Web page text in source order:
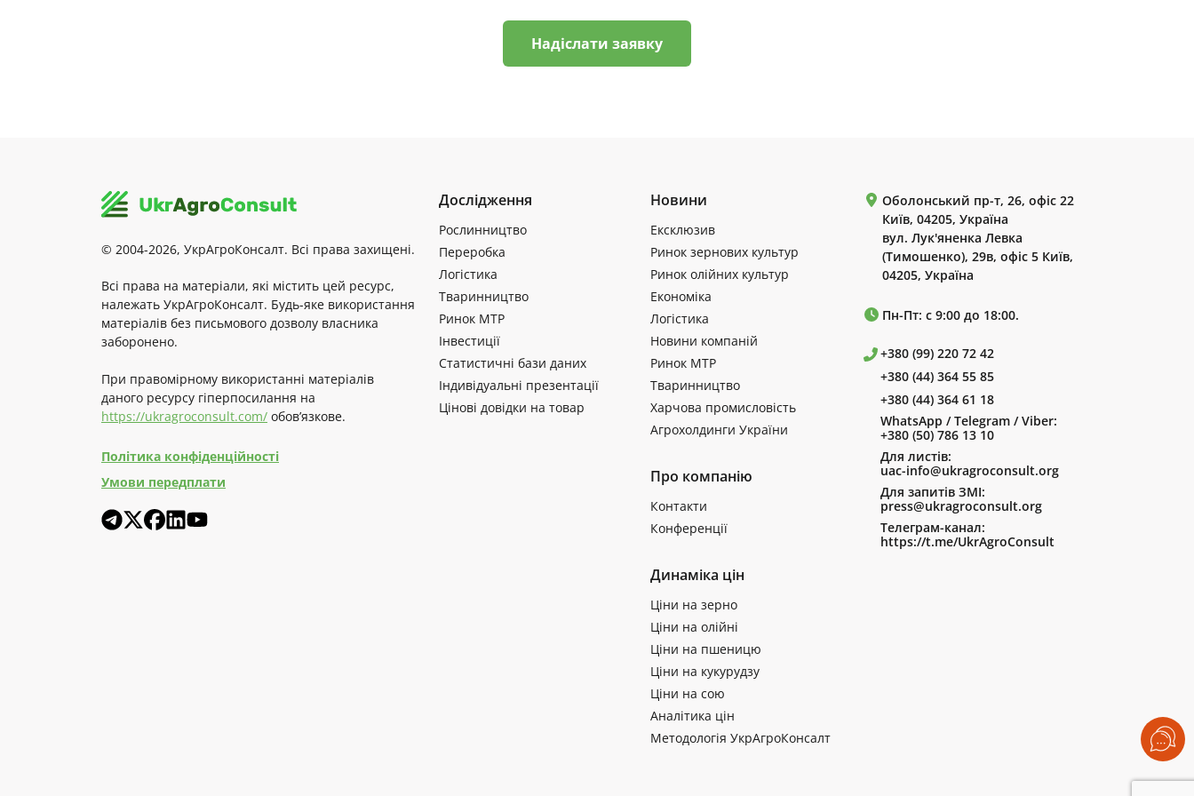
Надіслати заявку
© 2004-2026, УкрАгроКонсалт. Всі права захищені.
Всі права на матеріали, які містить цей ресурс,
належать УкрАгроКонсалт. Будь-яке використання
матеріалів без письмового дозволу власника
заборонено.
При правомірному використанні матеріалів
даного ресурсу гіперпосилання на
https://ukragroconsult.com/ обов’язкове.
Політика конфіденційності
Умови передплати
Дослідження
Рослинництво
Переробка
Логістика
Тваринництво
Ринок МТР
Інвестиції
Статистичні бази даних
Індивідуальні презентації
Цінові довідки на товар
Новини
Ексклюзив
Ринок зернових культур
Ринок олійних культур
Економіка
Логістика
Новини компаній
Ринок МТР
Тваринництво
Харчова промисловість
Агрохолдинги України
Про компанію
Контакти
Конференції
Динаміка цін
Ціни на зерно
Ціни на олійні
Ціни на пшеницю
Ціни на кукурудзу
Ціни на сою
Аналітика цін
Методологія УкрАгроКонсалт
Оболонський пр-т, 26, офіс 22
Київ, 04205, Україна
вул. Лук'яненка Левка
(Тимошенко), 29в, офіс 5 Київ,
04205, Україна
Пн-Пт: с 9:00 до 18:00.
+380 (99) 220 72 42
+380 (44) 364 55 85
+380 (44) 364 61 18
WhatsApp / Telegram / Viber:
+380 (50) 786 13 10
Для листів:
uac-info@ukragroconsult.org
Для запитів ЗМІ:
press@ukragroconsult.org
Телеграм-канал:
https://t.me/UkrAgroConsult